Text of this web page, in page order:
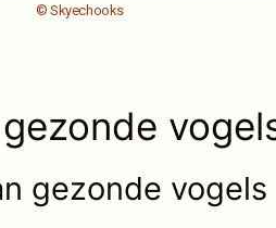
© Skyechooks
gezonde